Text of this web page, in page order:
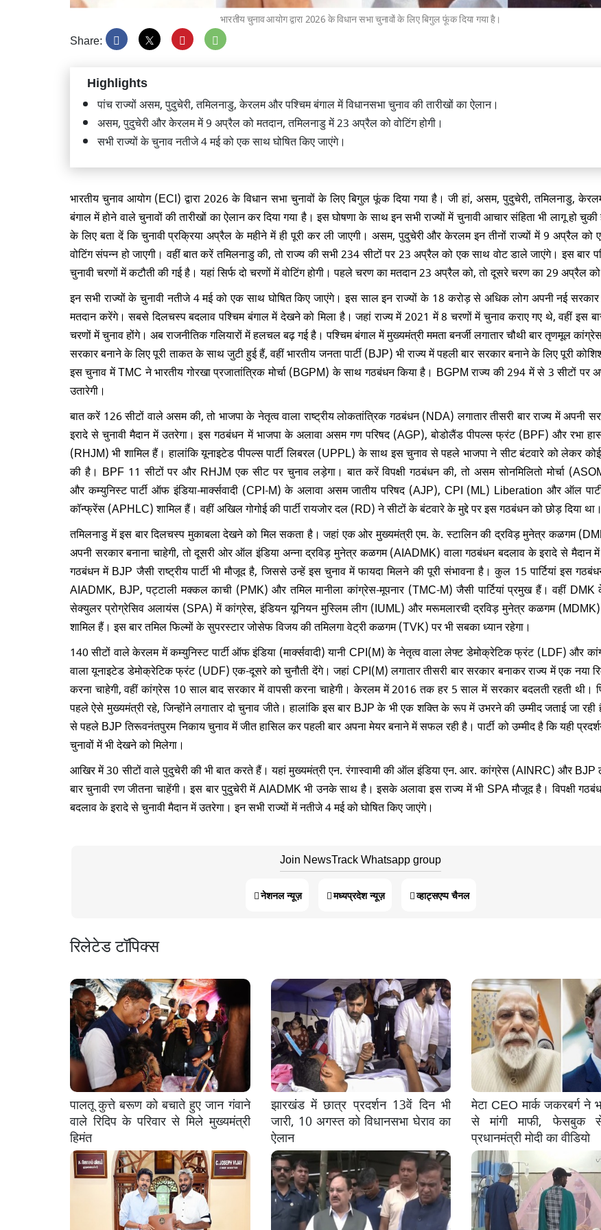
भारतीय चुनाव आयोग द्वारा 2026 के विधान सभा चुनावों के लिए बिगुल फूंक दिया गया है।
Share:
Highlights
पांच राज्यों असम, पुदुचेरी, तमिलनाडु, केरलम और पश्चिम बंगाल में विधानसभा चुनाव की तारीखों का ऐलान।
असम, पुदुचेरी और केरलम में 9 अप्रैल को मतदान, तमिलनाडु में 23 अप्रैल को वोटिंग होगी।
सभी राज्यों के चुनाव नतीजे 4 मई को एक साथ घोषित किए जाएंगे।
भारतीय चुनाव आयोग (ECI) द्वारा 2026 के विधान सभा चुनावों के लिए बिगुल फूंक दिया गया है। जी हां, असम, पुदुचेरी, तमिलनाडु,
बंगाल में होने वाले चुनावों की तारीखों का ऐलान कर दिया गया है। इस घोषणा के साथ इन सभी राज्यों में चुनावी आचार संहिता भी लागू हो
के लिए बता दें कि चुनावी प्रक्रिया अप्रैल के महीने में ही पूरी कर ली जाएगी। असम, पुदुचेरी और केरलम इन तीनों राज्यों में 9 अप्रैल को
वोटिंग संपन्न हो जाएगी। वहीं बात करें तमिलनाडु की, तो राज्य की सभी 234 सीटों पर 23 अप्रैल को एक साथ वोट डाले जाएंगे। इस बार
चुनावी चरणों में कटौती की गई है। यहां सिर्फ दो चरणों में वोटिंग होगी। पहले चरण का मतदान 23 अप्रैल को, तो दूसरे चरण का 29 अप्रैल को
इन सभी राज्यों के चुनावी नतीजे 4 मई को एक साथ घोषित किए जाएंगे। इस साल इन राज्यों के 18 करोड़ से अधिक लोग अपनी नई
मतदान करेंगे। सबसे दिलचस्प बदलाव पश्चिम बंगाल में देखने को मिला है। जहां राज्य में 2021 में 8 चरणों में चुनाव कराए गए थे, वहीं इस
चरणों में चुनाव होंगे। अब राजनीतिक गलियारों में हलचल बढ़ गई है। पश्चिम बंगाल में मुख्यमंत्री ममता बनर्जी लगातार चौथी बार तृणमूल
सरकार बनाने के लिए पूरी ताकत के साथ जुटी हुई हैं, वहीं भारतीय जनता पार्टी (BJP) भी राज्य में पहली बार सरकार बनाने के लिए पूरी
इस चुनाव में TMC ने भारतीय गोरखा प्रजातांत्रिक मोर्चा (BGPM) के साथ गठबंधन किया है। BGPM राज्य की 294 में से 3 सीटों पर
उतारेगी।
बात करें 126 सीटों वाले असम की, तो भाजपा के नेतृत्व वाला राष्ट्रीय लोकतांत्रिक गठबंधन (NDA) लगातार तीसरी बार राज्य में अपनी
इरादे से चुनावी मैदान में उतरेगा। इस गठबंधन में भाजपा के अलावा असम गण परिषद (AGP), बोडोलैंड पीपल्स फ्रंट (BPF) और रभा
(RHJM) भी शामिल हैं। हालांकि यूनाइटेड पीपल्स पार्टी लिबरल (UPPL) के साथ इस चुनाव से पहले भाजपा ने सीट बंटवारे को लेकर कोई
की है। BPF 11 सीटों पर और RHJM एक सीट पर चुनाव लड़ेगा। बात करें विपक्षी गठबंधन की, तो असम सोनमिलितो मोर्चा
और कम्युनिस्ट पार्टी ऑफ इंडिया-मार्क्सवादी (CPI-M) के अलावा असम जातीय परिषद (AJP), CPI (ML) Liberation और ऑल
कॉन्फ्रेंस (APHLC) शामिल हैं। वहीं अखिल गोगोई की पार्टी रायजोर दल (RD) ने सीटों के बंटवारे के मुद्दे पर इस गठबंधन को छोड़ दिया था।
तमिलनाडु में इस बार दिलचस्प मुकाबला देखने को मिल सकता है। जहां एक ओर मुख्यमंत्री एम. के. स्टालिन की द्रविड़ मुनेत्र कळगम
अपनी सरकार बनाना चाहेगी, तो दूसरी ओर ऑल इंडिया अन्ना द्रविड़ मुनेत्र कळगम (AIADMK) वाला गठबंधन बदलाव के इरादे से मैदान
गठबंधन में BJP जैसी राष्ट्रीय पार्टी भी मौजूद है, जिससे उन्हें इस चुनाव में फायदा मिलने की पूरी संभावना है। कुल 15 पार्टियां इस
AIADMK, BJP, पट्टाली मक्कल काची (PMK) और तमिल मानीला कांग्रेस-मूपनार (TMC-M) जैसी पार्टियां प्रमुख हैं। वहीं DMK
सेक्युलर प्रोग्रेसिव अलायंस (SPA) में कांग्रेस, इंडियन यूनियन मुस्लिम लीग (IUML) और मरूमलारची द्रविड़ मुनेत्र कळगम (MDMK)
शामिल हैं। इस बार तमिल फिल्मों के सुपरस्टार जोसेफ विजय की तमिलगा वेट्री कळगम (TVK) पर भी सबका ध्यान रहेगा।
140 सीटों वाले केरलम में कम्युनिस्ट पार्टी ऑफ इंडिया (मार्क्सवादी) यानी CPI(M) के नेतृत्व वाला लेफ्ट डेमोक्रेटिक फ्रंट (LDF) और
वाला यूनाइटेड डेमोक्रेटिक फ्रंट (UDF) एक-दूसरे को चुनौती देंगे। जहां CPI(M) लगातार तीसरी बार सरकार बनाकर राज्य में एक नया
करना चाहेगी, वहीं कांग्रेस 10 साल बाद सरकार में वापसी करना चाहेगी। केरलम में 2016 तक हर 5 साल में सरकार बदलती रहती थी।
पहले ऐसे मुख्यमंत्री रहे, जिन्होंने लगातार दो चुनाव जीते। हालांकि इस बार BJP के भी एक शक्ति के रूप में उभरने की उम्मीद जताई जा
से पहले BJP तिरूवनंतपुरम निकाय चुनाव में जीत हासिल कर पहली बार अपना मेयर बनाने में सफल रही है। पार्टी को उम्मीद है कि यही
चुनावों में भी देखने को मिलेगा।
आखिर में 30 सीटों वाले पुदुचेरी की भी बात करते हैं। यहां मुख्यमंत्री एन. रंगास्वामी की ऑल इंडिया एन. आर. कांग्रेस (AINRC) और BJP
बार चुनावी रण जीतना चाहेंगी। इस बार पुदुचेरी में AIADMK भी उनके साथ है। इसके अलावा इस राज्य में भी SPA मौजूद है। विपक्षी
बदलाव के इरादे से चुनावी मैदान में उतरेगा। इन सभी राज्यों में नतीजे 4 मई को घोषित किए जाएंगे।
Join NewsTrack Whatsapp group
नेशनल न्यूज़ मध्यप्रदेश न्यूज़ व्हाट्सएप्प चैनल
रिलेटेड टॉपिक्स
पालतू कुत्ते बरूण को बचाते हुए जान गंवाने
वाले रिदिप के परिवार से मिले मुख्यमंत्री
हिमंत
झारखंड में छात्र प्रदर्शन 13वें दिन भी
जारी, 10 अगस्त को विधानसभा घेराव का
ऐलान
मेटा CEO मार्क जकरबर्ग ने
से मांगी माफी, फेसबुक
प्रधानमंत्री मोदी का वीडियो
CJP विरोध पर धर्मेंद्र प्रधान ने तोड़ी चुप्पी, कहा
राहुल गांधी छात्रों को बना रहे है राजनीतिक मोहरा
CJP प्रदर्शनकारियों पर कार्रवाई के खिलाफ
प्रधानमंत्री आवास के बाहर राहुल गांधी और
कांग्रेस का प्रदर्शन